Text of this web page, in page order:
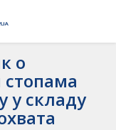
о
у складу